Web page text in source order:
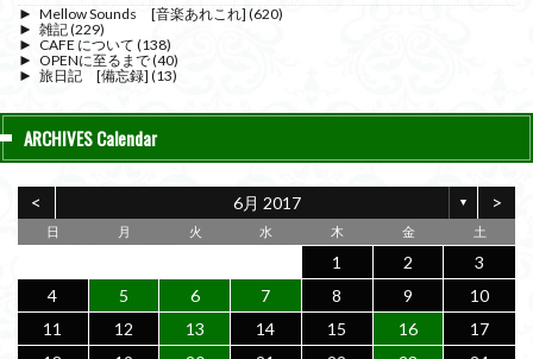
► Mellow Sounds [音楽あれこれ] (620)
► 雑記(229)
► CAFE について (138)
► OPENに至るまで(40)
► 旅日記 [備忘録] (13)
ARCHIVES Calendar
< 6月 2017 ▼ >
日 月 火 水 木 金 土
1 2
3
4
5 6 7 8 9
10
11
12 13 14 15 16
17